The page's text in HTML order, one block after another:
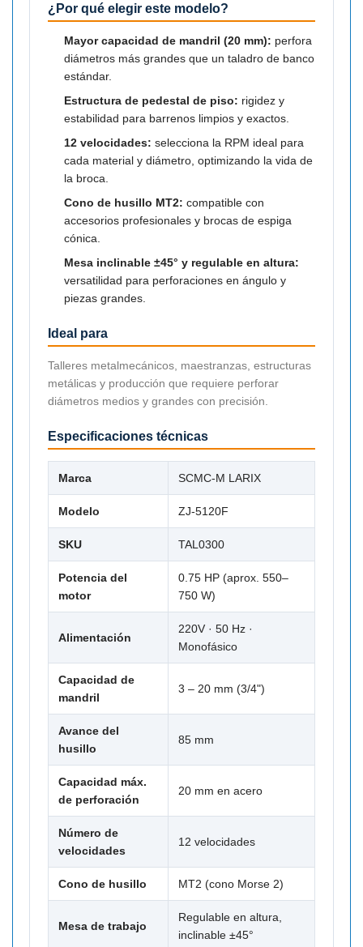
¿Por qué elegir este modelo?
Mayor capacidad de mandril (20 mm): perfora
diámetros más grandes que un taladro de banco
estándar.
Estructura de pedestal de piso: rigidez y
estabilidad para barrenos limpios y exactos.
12 velocidades: selecciona la RPM ideal para
cada material y diámetro, optimizando la vida de
la broca.
Cono de husillo MT2: compatible con
accesorios profesionales y brocas de espiga
cónica.
Mesa inclinable ±45° y regulable en altura:
versatilidad para perforaciones en ángulo y
piezas grandes.
Ideal para
Talleres metalmecánicos, maestranzas, estructuras
metálicas y producción que requiere perforar
diámetros medios y grandes con precisión.
Especificaciones técnicas
Marca SCMC-M LARIX
Modelo ZJ-5120F
SKU TAL0300
Potencia del
motor
0.75 HP (aprox. 550–
750 W)
Alimentación
220V · 50 Hz ·
Monofásico
Capacidad de
mandril
3 – 20 mm (3/4")
Avance del
husillo
85 mm
Capacidad máx.
de perforación
20 mm en acero
Número de
velocidades
12 velocidades
Cono de husillo MT2 (cono Morse 2)
Mesa de trabajo
Regulable en altura,
inclinable ±45°